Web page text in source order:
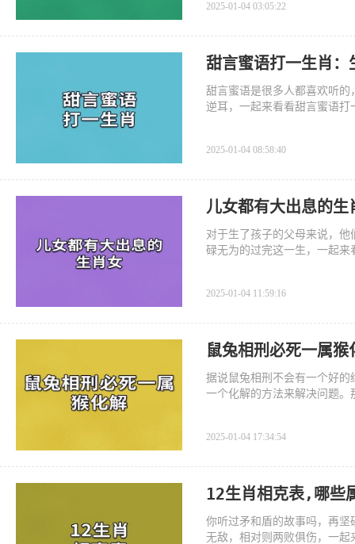
2025-01-04 03:05:22
甜言蜜语打一生肖
甜言蜜语是很多人都喜欢听
逆耳，一起来看看甜言蜜语打
2025-01-04 08:58:40
儿女都有大出息的
对于生了孩子的父母来说，
碌无为的过完这一生，一起
2025-01-04 11:59:16
鼠兔相刑必死一属
据说鼠兔相刑不会有一个好
一个化解的方法来解决问题
2025-01-04 17:34:54
12生肖相克表,哪些
你听过矛和盾的故事吗，再
无敌，相对则两败俱伤，一起